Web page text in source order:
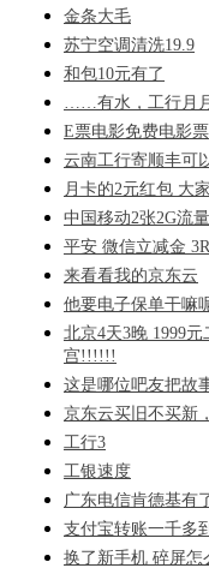
金条大毛
苏宁空调清洗19.9
和包10元有了
……有水，工行月
E票电影免费电影票
云南工行寄顺丰可
月卡的2元红包 大
中国移动2张2G流
平安 微信立减金
来看看我的京东云
他要电子保单干嘛
北京4天3晚 1999
宫!!!!!!
这是哪位吧友把故
京东云买旧不买新
工行3
工银速度
广东电信肯德基有
支付宝转账一千多
换了新手机 碎屏怎